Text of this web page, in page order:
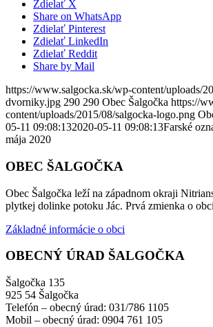
Zdielať X
Share on WhatsApp
Zdielať Pinterest
Zdielať LinkedIn
Zdielať Reddit
Share by Mail
https://www.salgocka.sk/wp-content/uploads/
dvorniky.jpg 290 290 Obec Šalgočka https://
content/uploads/2015/08/salgocka-logo.png
05-11 09:08:132020-05-11 09:08:13Farské
mája 2020
OBEC ŠALGOČKA
Obec Šalgočka leží na západnom okraji
plytkej dolinke potoku Jác. Prvá zmienka o
Základné informácie o obci
OBECNÝ ÚRAD ŠALGOČKA
Šalgočka 135
925 54 Šalgočka
Telefón – obecný úrad: 031/786 1105
Mobil – obecný úrad: 0904 761 105